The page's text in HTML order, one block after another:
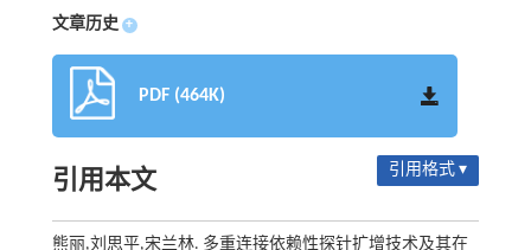
文章历史 +
PDF (464K)
引用本文 引用格式 ▾
熊丽,刘思平,宋兰林. 多重连接依赖性探针扩增技术及其在